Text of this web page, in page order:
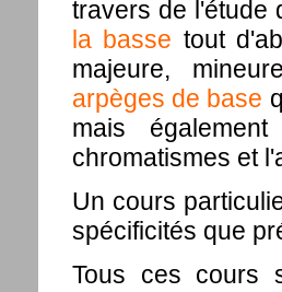
travers de l'étude
la basse tout
majeure,
arpèges de base
mais également
chromatismes et
Un cours
spécificités que
Tous ces cours